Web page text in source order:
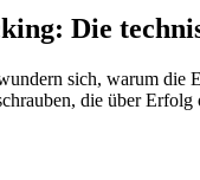
Die
sich, warum
die über